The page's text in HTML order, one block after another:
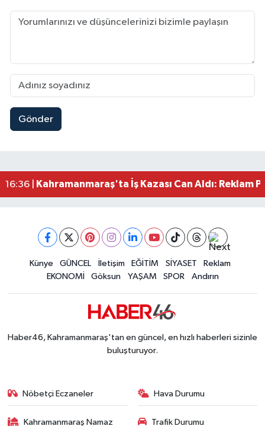
Gönder
11:45 |Kahramanmaraş'ta Fabrika Alevlere Teslim Oldu!
16:36 |
Kahramanmaraş'ta İş Kazası Can Aldı: Reklam
12:44 |Kahramanmaraş'ta Alternatif Rock Gecesi:
Dedublüman KAFUM'u Salladı!
Kahramanmaraşlı Şehit Aileleri
12:01 |Kahramanmaraş Ticaret ve Sanayi Odası Yeni
Künye GÜNCEL İletişim EĞİTİM SİYASET
Reklam
EKONOMİ
Göksun YAŞAM SPOR Andırın
Haber46, Kahramanmaraş'tan en güncel, en hızlı haberleri sizinle
buluşturuyor.
Nöbetçi Eczaneler Hava Durumu
Kahramanmaraş Namaz Trafik Durumu